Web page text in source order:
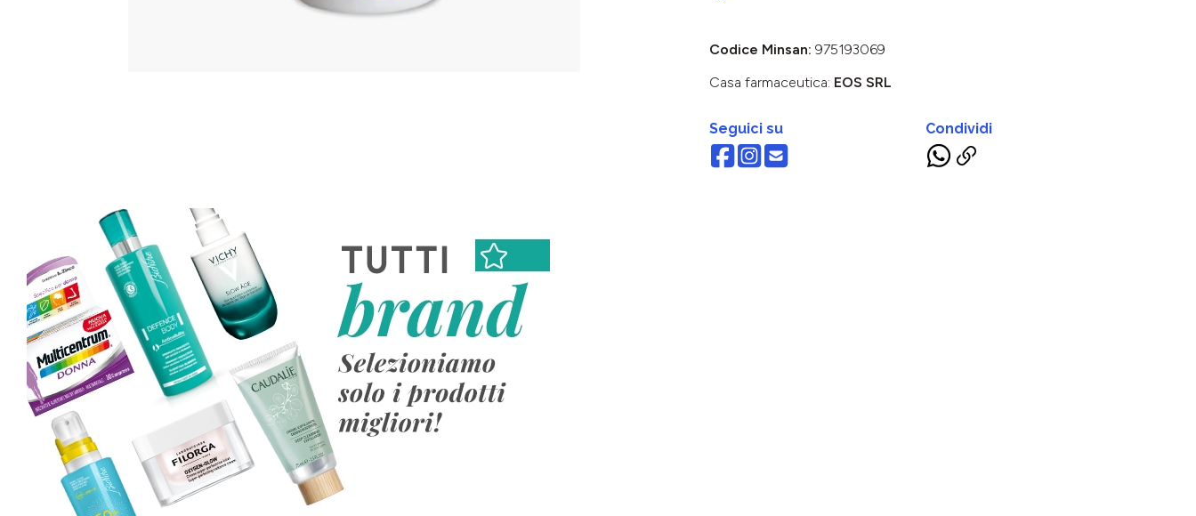
Codice Minsan: 975193069
Casa farmaceutica: EOS SRL
Seguici su Condividi